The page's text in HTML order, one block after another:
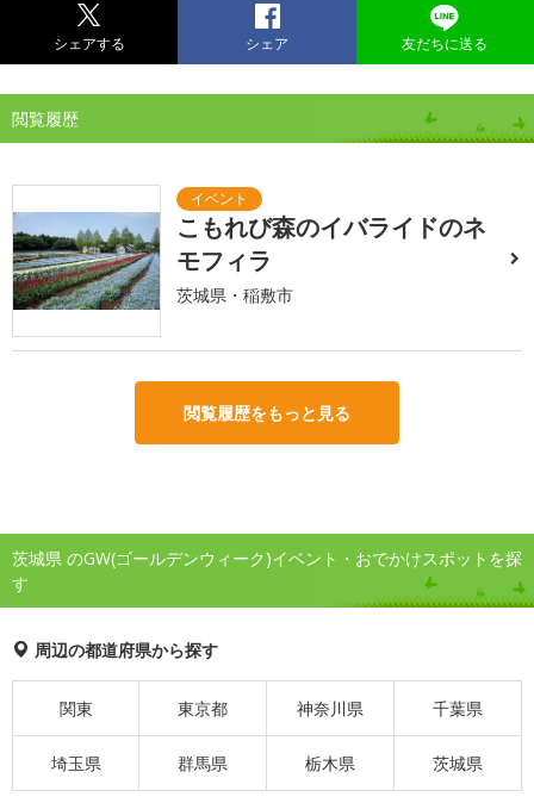
シェアする シェア 友だちに送る
閲覧履歴
こもれび森のイバライドのネ
モフィラ
茨城県・稲敷市
閲覧履歴をもっと見る
茨城県 のGW(ゴールデンウィーク)イベント・おでかけスポットを探
す
周辺の都道府県から探す
関東 東京都 神奈川県 千葉県
埼玉県 群馬県 栃木県 茨城県